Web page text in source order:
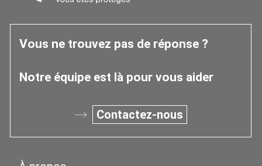
Vous ne trouvez pas de réponse ?
Notre équipe est là pour vous aider
Contactez-nous